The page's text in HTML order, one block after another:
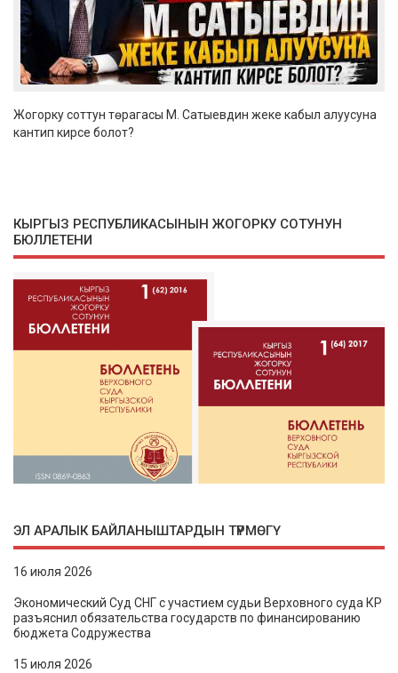
Жогорку соттун төрагасы М. Сатыевдин жеке кабыл алуусуна
кантип кирсе болот?
КЫРГЫЗ РЕСПУБЛИКАСЫНЫН ЖОГОРКУ СОТУНУН
БЮЛЛЕТЕНИ
ЭЛ АРАЛЫК БАЙЛАНЫШТАРДЫН ТҮРМӨГҮ
16 июля 2026
Экономический Суд СНГ с участием судьи Верховного суда КР
разъяснил обязательства государств по финансированию
бюджета Содружества
15 июля 2026